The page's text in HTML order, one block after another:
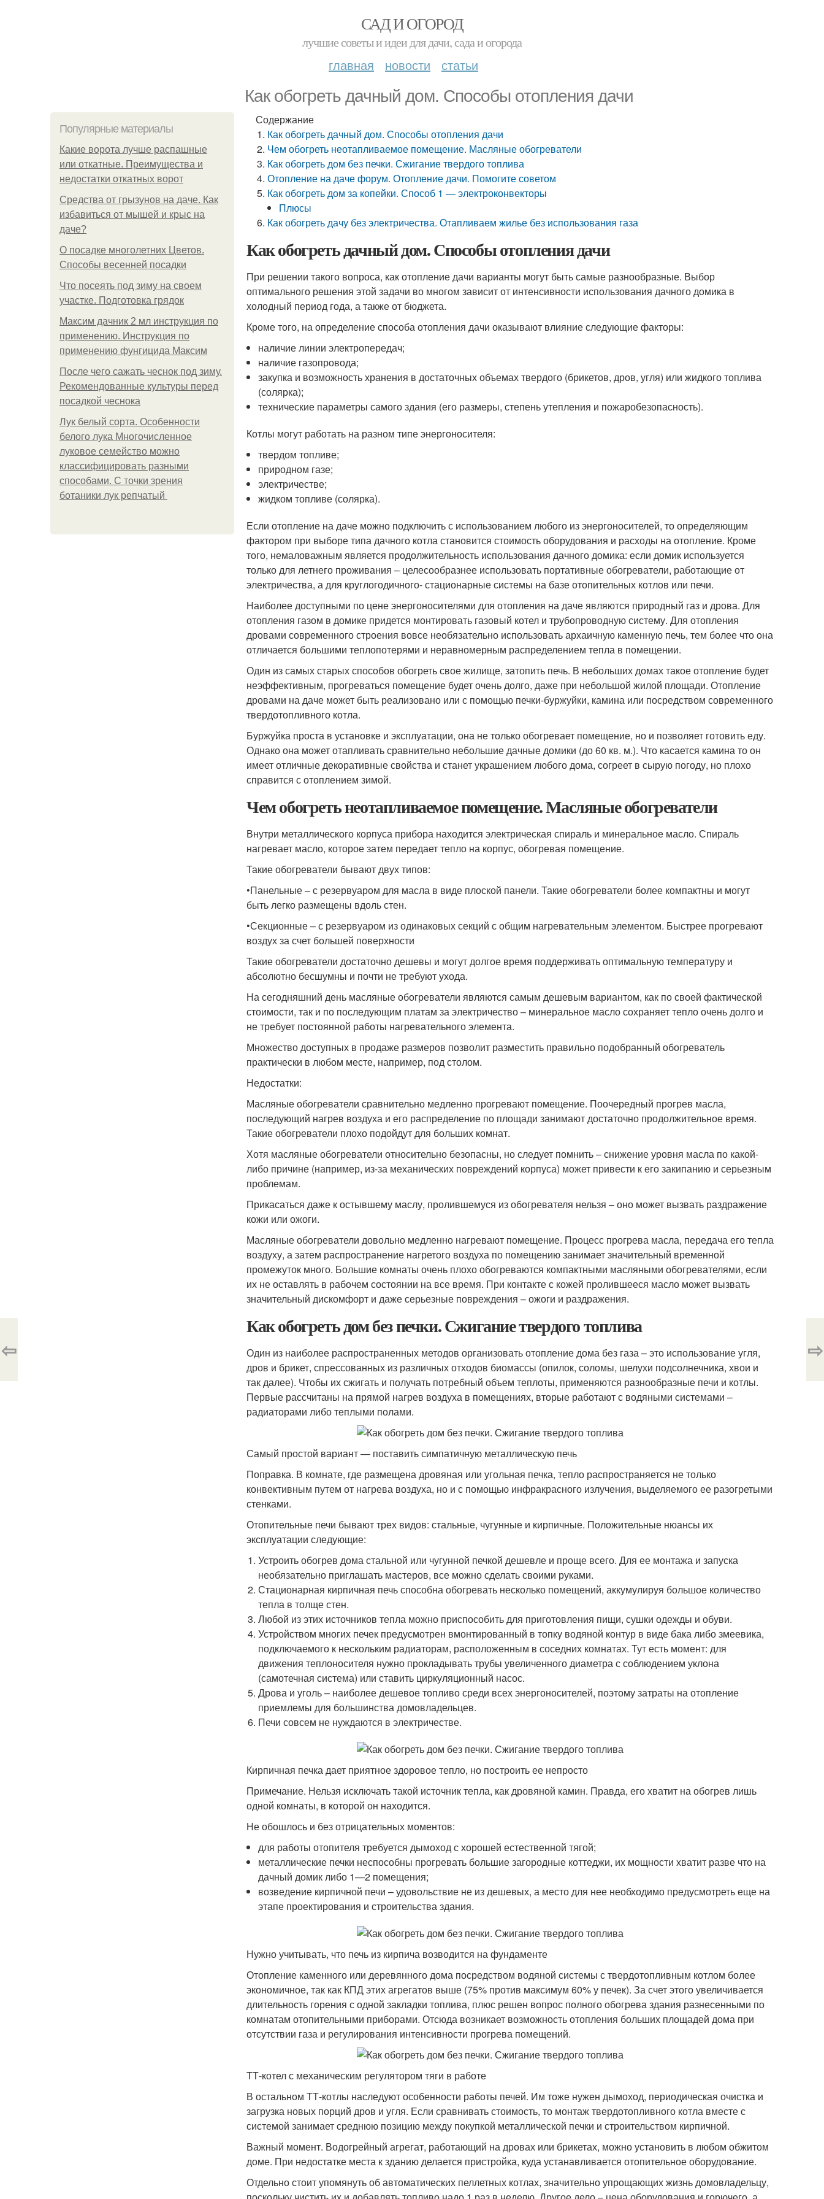
САД И ОГОРОД
лучшие советы и идеи для дачи, сада и огорода
главная новости статьи
Как обогреть дачный дом. Способы отопления дачи
Популярные материалы
Какие ворота лучше распашные
или откатные. Преимущества и
недостатки откатных ворот
Средства от грызунов на даче. Как
избавиться от мышей и крыс на
даче?
О посадке многолетних Цветов.
Способы весенней посадки
Что посеять под зиму на своем
участке. Подготовка грядок
Максим дачник 2 мл инструкция по
применению. Инструкция по
применению фунгицида Максим
После чего сажать чеснок под зиму.
Рекомендованные культуры перед
посадкой чеснока
Лук белый сорта. Особенности
белого лука Многочисленное
луковое семейство можно
классифицировать разными
способами. С точки зрения
ботаники лук репчатый
Содержание
Как обогреть дачный дом. Способы отопления дачи
Чем обогреть неотапливаемое помещение. Масляные обогреватели
Как обогреть дом без печки. Сжигание твердого топлива
Отопление на даче форум. Отопление дачи. Помогите советом
Как обогреть дом за копейки. Способ 1 — электроконвекторы
Плюсы
Как обогреть дачу без электричества. Отапливаем жилье без использования газа
Как обогреть дачный дом. Способы отопления дачи
При решении такого вопроса, как отопление дачи варианты могут быть самые разнообразные. Выбор
оптимального решения этой задачи во многом зависит от интенсивности использования дачного домика в
холодный период года, а также от бюджета.
Кроме того, на определение способа отопления дачи оказывают влияние следующие факторы:
наличие линии электропередач;
наличие газопровода;
закупка и возможность хранения в достаточных объемах твердого (брикетов, дров, угля) или жидкого топлива
(солярка);
технические параметры самого здания (его размеры, степень утепления и пожаробезопасность).
Котлы могут работать на разном типе энергоносителя:
твердом топливе;
природном газе;
электричестве;
жидком топливе (солярка).
Если отопление на даче можно подключить с использованием любого из энергоносителей, то определяющим
фактором при выборе типа дачного котла становится стоимость оборудования и расходы на отопление. Кроме
того, немаловажным является продолжительность использования дачного домика: если домик используется
только для летнего проживания – целесообразнее использовать портативные обогреватели, работающие от
электричества, а для круглогодичного- стационарные системы на базе отопительных котлов или печи.
Наиболее доступными по цене энергоносителями для отопления на даче являются природный газ и дрова. Для
отопления газом в домике придется монтировать газовый котел и трубопроводную систему. Для отопления
дровами современного строения вовсе необязательно использовать архаичную каменную печь, тем более что она
отличается большими теплопотерями и неравномерным распределением тепла в помещении.
Один из самых старых способов обогреть свое жилище, затопить печь. В небольших домах такое отопление будет
неэффективным, прогреваться помещение будет очень долго, даже при небольшой жилой площади. Отопление
дровами на даче может быть реализовано или с помощью печки-буржуйки, камина или посредством современного
твердотопливного котла.
Буржуйка проста в установке и эксплуатации, она не только обогревает помещение, но и позволяет готовить еду.
Однако она может отапливать сравнительно небольшие дачные домики (до 60 кв. м.). Что касается камина то он
имеет отличные декоративные свойства и станет украшением любого дома, согреет в сырую погоду, но плохо
справится с отоплением зимой.
Чем обогреть неотапливаемое помещение. Масляные обогреватели
Внутри металлического корпуса прибора находится электрическая спираль и минеральное масло. Спираль
нагревает масло, которое затем передает тепло на корпус, обогревая помещение.
Такие обогреватели бывают двух типов:
•Панельные – с резервуаром для масла в виде плоской панели. Такие обогреватели более компактны и могут
быть легко размещены вдоль стен.
•Секционные – с резервуаром из одинаковых секций с общим нагревательным элементом. Быстрее прогревают
воздух за счет большей поверхности
Такие обогреватели достаточно дешевы и могут долгое время поддерживать оптимальную температуру и
абсолютно бесшумны и почти не требуют ухода.
На сегодняшний день масляные обогреватели являются самым дешевым вариантом, как по своей фактической
стоимости, так и по последующим платам за электричество – минеральное масло сохраняет тепло очень долго и
не требует постоянной работы нагревательного элемента.
Множество доступных в продаже размеров позволит разместить правильно подобранный обогреватель
практически в любом месте, например, под столом.
Недостатки:
Масляные обогреватели сравнительно медленно прогревают помещение. Поочередный прогрев масла,
последующий нагрев воздуха и его распределение по площади занимают достаточно продолжительное время.
Такие обогреватели плохо подойдут для больших комнат.
Хотя масляные обогреватели относительно безопасны, но следует помнить – снижение уровня масла по какой-
либо причине (например, из-за механических повреждений корпуса) может привести к его закипанию и серьезным
проблемам.
Прикасаться даже к остывшему маслу, пролившемуся из обогревателя нельзя – оно может вызвать раздражение
кожи или ожоги.
Масляные обогреватели довольно медленно нагревают помещение. Процесс прогрева масла, передача его тепла
воздуху, а затем распространение нагретого воздуха по помещению занимает значительный временной
промежуток много. Большие комнаты очень плохо обогреваются компактными масляными обогревателями, если
их не оставлять в рабочем состоянии на все время. При контакте с кожей пролившееся масло может вызвать
значительный дискомфорт и даже серьезные повреждения – ожоги и раздражения.
Как обогреть дом без печки. Сжигание твердого топлива
Один из наиболее распространенных методов организовать отопление дома без газа – это использование угля,
дров и брикет, спрессованных из различных отходов биомассы (опилок, соломы, шелухи подсолнечника, хвои и
так далее). Чтобы их сжигать и получать потребный объем теплоты, применяются разнообразные печи и котлы.
Первые рассчитаны на прямой нагрев воздуха в помещениях, вторые работают с водяными системами –
радиаторами либо теплыми полами.
Самый простой вариант — поставить симпатичную металлическую печь
Поправка. В комнате, где размещена дровяная или угольная печка, тепло распространяется не только
конвективным путем от нагрева воздуха, но и с помощью инфракрасного излучения, выделяемого ее разогретыми
стенками.
Отопительные печи бывают трех видов: стальные, чугунные и кирпичные. Положительные нюансы их
эксплуатации следующие:
Устроить обогрев дома стальной или чугунной печкой дешевле и проще всего. Для ее монтажа и запуска
необязательно приглашать мастеров, все можно сделать своими руками.
Стационарная кирпичная печь способна обогревать несколько помещений, аккумулируя большое количество
тепла в толще стен.
Любой из этих источников тепла можно приспособить для приготовления пищи, сушки одежды и обуви.
Устройством многих печек предусмотрен вмонтированный в топку водяной контур в виде бака либо змеевика,
подключаемого к нескольким радиаторам, расположенным в соседних комнатах. Тут есть момент: для
движения теплоносителя нужно прокладывать трубы увеличенного диаметра с соблюдением уклона
(самотечная система) или ставить циркуляционный насос.
Дрова и уголь – наиболее дешевое топливо среди всех энергоносителей, поэтому затраты на отопление
приемлемы для большинства домовладельцев.
Печи совсем не нуждаются в электричестве.
Кирпичная печка дает приятное здоровое тепло, но построить ее непросто
Примечание. Нельзя исключать такой источник тепла, как дровяной камин. Правда, его хватит на обогрев лишь
одной комнаты, в которой он находится.
Не обошлось и без отрицательных моментов:
для работы отопителя требуется дымоход с хорошей естественной тягой;
металлические печки неспособны прогревать большие загородные коттеджи, их мощности хватит разве что на
дачный домик либо 1—2 помещения;
возведение кирпичной печи – удовольствие не из дешевых, а место для нее необходимо предусмотреть еще на
этапе проектирования и строительства здания.
Нужно учитывать, что печь из кирпича возводится на фундаменте
Отопление каменного или деревянного дома посредством водяной системы с твердотопливным котлом более
экономичное, так как КПД этих агрегатов выше (75% против максимум 60% у печек). За счет этого увеличивается
длительность горения с одной закладки топлива, плюс решен вопрос полного обогрева здания разнесенными по
комнатам отопительными приборами. Отсюда возникает возможность отопления больших площадей дома при
отсутствии газа и регулирования интенсивности прогрева помещений.
ТТ-котел с механическим регулятором тяги в работе
В остальном ТТ-котлы наследуют особенности работы печей. Им тоже нужен дымоход, периодическая очистка и
загрузка новых порций дров и угля. Если сравнивать стоимость, то монтаж твердотопливного котла вместе с
системой занимает среднюю позицию между покупкой металлической печки и строительством кирпичной.
Важный момент. Водогрейный агрегат, работающий на дровах или брикетах, можно установить в любом обжитом
доме. При недостатке места к зданию делается пристройка, куда устанавливается отопительное оборудование.
Отдельно стоит упомянуть об автоматических пеллетных котлах, значительно упрощающих жизнь домовладельцу,
⇦ ⇨